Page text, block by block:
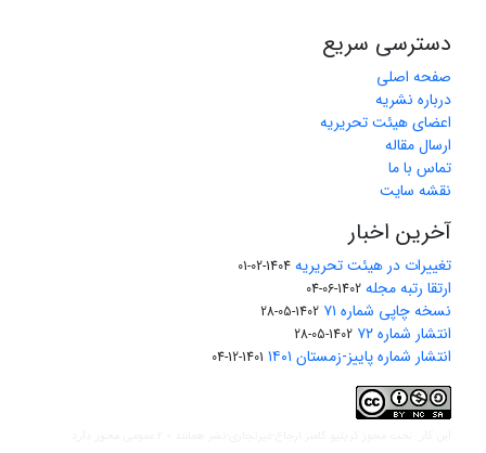
دسترسی سریع
صفحه اصلی
درباره نشریه
اعضای هیئت تحریریه
ارسال مقاله
تماس با ما
نقشه سایت
آخرین اخبار
تغییرات در هیئت تحریریه 1404-02-01
ارتقا رتبه مجله 1402-06-04
نسخه چاپی شماره ۷۱ 1402-05-28
انتشار شماره ۷۲ 1402-05-28
انتشار شماره پاییز-زمستان ۱۴۰۱ 1401-12-04